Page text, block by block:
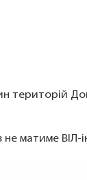
територій
не матиме ВІЛ-